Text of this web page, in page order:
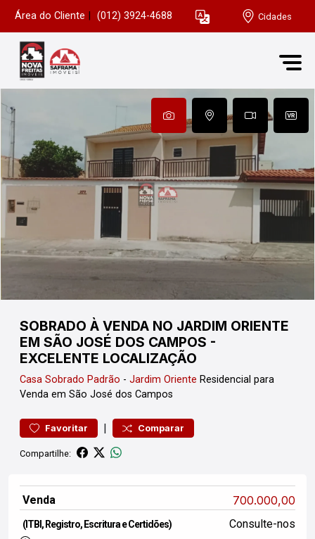
Área do Cliente (012) 3924-4688 Cidades
SOBRADO À VENDA NO JARDIM ORIENTE
EM SÃO JOSÉ DOS CAMPOS -
EXCELENTE LOCALIZAÇÃO
Casa Sobrado Padrão - Jardim Oriente Residencial para
Venda em São José dos Campos
Favoritar | Comparar
Compartilhe:
Venda 700.000,00
(ITBI, Registro, Escritura e Certidões) Consulte-nos